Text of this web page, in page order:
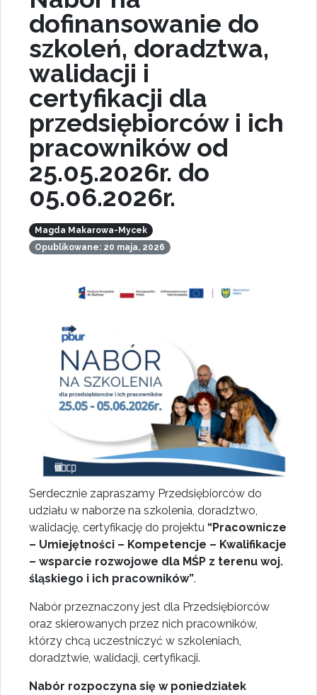
dofinansowanie do
szkoleń, doradztwa,
walidacji i
certyfikacji dla
przedsiębiorców i ich
pracowników od
25.05.2026r. do
05.06.2026r.
Magda Makarowa-Mycek
Opublikowane: 20 maja, 2026
Serdecznie zapraszamy Przedsiębiorców do
udziału w naborze na szkolenia, doradztwo,
walidację, certyfikację do projektu “Pracownicze
– Umiejętności – Kompetencje – Kwalifikacje
– wsparcie rozwojowe dla MŚP z terenu woj.
śląskiego i ich pracowników”.
Nabór przeznaczony jest dla Przedsiębiorców
oraz skierowanych przez nich pracowników,
którzy chcą uczestniczyć w szkoleniach,
doradztwie, walidacji, certyfikacji.
Nabór rozpoczyna się w poniedziałek